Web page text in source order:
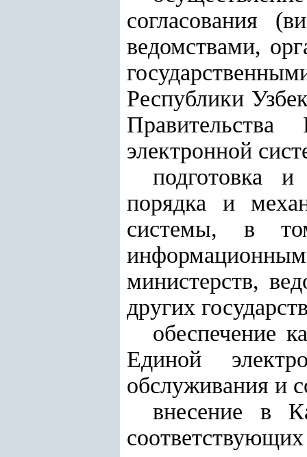
согласования
ведомствами,
Республики
электронной
подготовка
порядка и
системы, в
министерств,
других
обеспечение
Единой
обслуживания и
внесение в